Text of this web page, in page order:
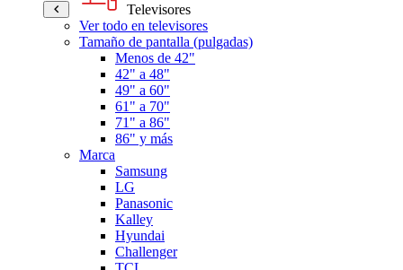
Televisores
Ver todo en televisores
Tamaño de pantalla (pulgadas)
Menos de 42"
42" a 48"
49" a 60"
61" a 70"
71" a 86"
86" y más
Marca
Samsung
LG
Panasonic
Kalley
Hyundai
Challenger